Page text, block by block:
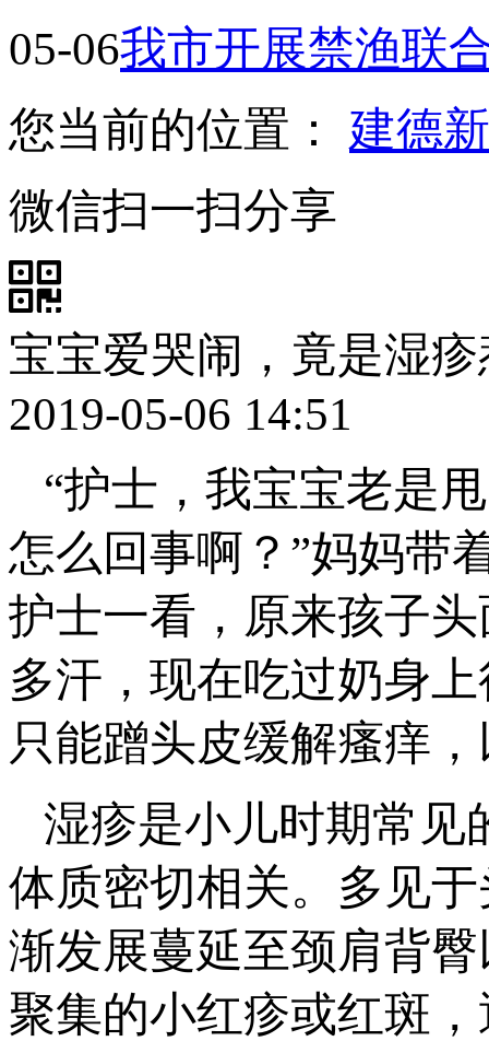
05-06我市开展禁渔联
您当前的位置： 建德
微信扫一扫分享
宝宝爱哭闹，竟是湿
2019-05-06 14:51
“护士，我宝宝老是
怎么回事啊？”妈妈带
护士一看，原来孩子
多汗，现在吃过奶身
只能蹭头皮缓解瘙痒
湿疹是小儿时期常见
体质密切相关。多见
渐发展蔓延至颈肩背
聚集的小红疹或红斑